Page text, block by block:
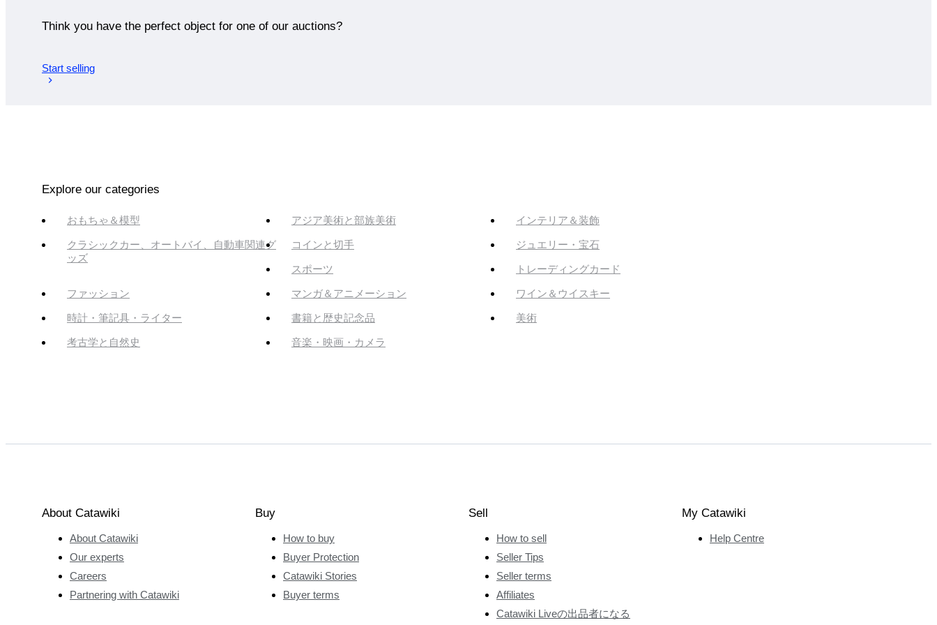
Think you have the perfect object for one of our auctions?
Start selling
Explore our categories
おもちゃ＆模型 アジア美術と部族美術 インテリア＆装飾
クラシックカー、オートバイ、自動車関連グ
ッズ
コインと切手 ジュエリー・宝石
スポーツ トレーディングカード
ファッション マンガ＆アニメーション ワイン＆ウイスキー
時計・筆記具・ライター 書籍と歴史記念品 美術
考古学と自然史 音楽・映画・カメラ
About Catawiki
About Catawiki
Our experts
Careers
Partnering with Catawiki
Buy
How to buy
Buyer Protection
Catawiki Stories
Buyer terms
Sell
How to sell
Seller Tips
Seller terms
Affiliates
Catawiki Liveの出品者になる
My Catawiki
Help Centre